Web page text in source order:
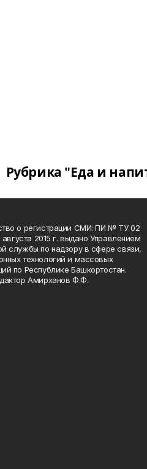
Рубрика "Еда и
о регистрации СМИ: ПИ № ТУ 02
августа 2015 г. выдано Управлением
службы по надзору в сфере связи,
технологий и массовых
по Республике Башкортостан.
Амирханов Ф.Ф.